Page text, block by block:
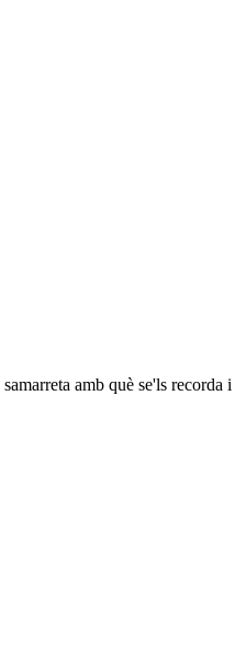
amb què se'ls recorda i